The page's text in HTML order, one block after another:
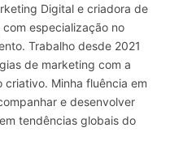
Digital e criadora de
especialização no
Trabalho desde 2021
de marketing com a
Minha fluência em
e desenvolver
tendências globais do